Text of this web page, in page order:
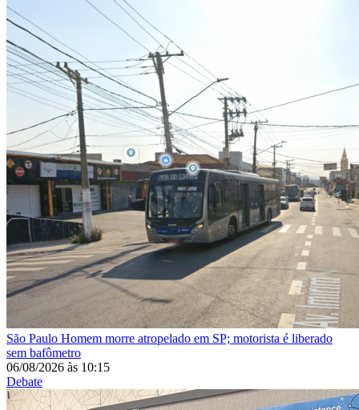
São Paulo Homem morre atropelado em SP; motorista é liberado
sem bafômetro
06/08/2026 às 10:15
Debate